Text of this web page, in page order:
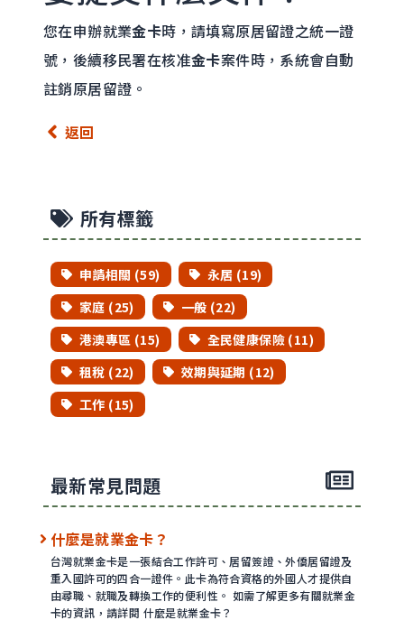
您在申辦就業金卡時，請填寫原居留證之統一證
號，後續移民署在核准金卡案件時，系統會自動
註銷原居留證。
返回
所有標籤
申請相關 (59)
永居 (19)
家庭 (25)
一般 (22)
港澳專區 (15)
全民健康保險 (11)
租稅 (22)
效期與延期 (12)
工作 (15)
最新常見問題
什麼是就業金卡？
台灣就業金卡是一張結合工作許可、居留簽證、外僑居留證及
重入國許可的四合一證件。此卡為符合資格的外國人才提供自
由尋職、就職及轉換工作的便利性。 如需了解更多有關就業金
卡的資訊，請詳閱 什麼是就業金卡？